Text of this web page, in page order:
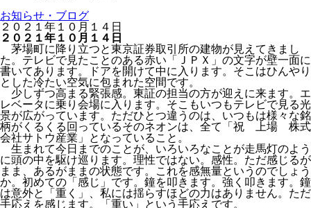
お知らせ・ブログ
２０２１年１０月１４日
２０２１年１０月１４日
茅場町に降り立つと東京証券取引所の建物が見えてきまし
た。テレビで見たことのある赤い「ＪＰＸ」の文字が壁一面に
書いてあります。ドアを開けて中に入ります。そこはひんやり
とした冷たい空気に包まれた空間です。
少しずつ高まる緊張感。東証の担当の方が迎えに来ます。エ
レベータに乗り会場に入ります。そこもいつもテレビで見る光
景が広がっています。ただひとつ違うのは、いつもは様々な銘
柄がくるくる回っているそのネオンは、全て「祝 上場 株式
会社サトウ産業」となっていること。
生まれて今日までのことが、いろいろなことが走馬灯のよう
に頭の中を駆け巡ります。理性ではない。感性。ただ感じるが
まま、あるがままの状態です。これを感無量というのでしょう
か。初めての「感じ」です。鐘を叩きます。強く叩きます。鐘
は意外と「重く」、私には揺らすほどの力はありません。ただ
手応えを感じます。「重い」という手応えです。